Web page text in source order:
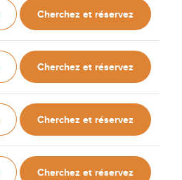
Cherchez et réservez
Cherchez et réservez
Cherchez et réservez
Cherchez et réservez